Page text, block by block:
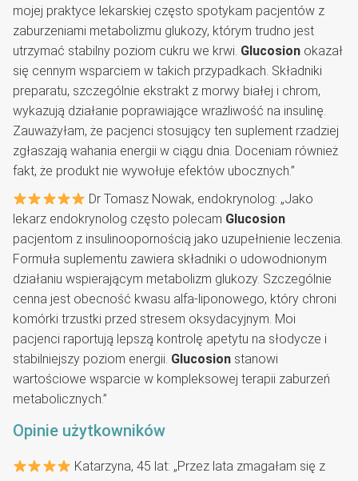
mojej praktyce lekarskiej często spotykam pacjentów z
zaburzeniami metabolizmu glukozy, którym trudno jest
utrzymać stabilny poziom cukru we krwi. Glucosion okazał
się cennym wsparciem w takich przypadkach. Składniki
preparatu, szczególnie ekstrakt z morwy białej i chrom,
wykazują działanie poprawiające wrażliwość na insulinę.
Zauważyłam, że pacjenci stosujący ten suplement rzadziej
zgłaszają wahania energii w ciągu dnia. Doceniam również
fakt, że produkt nie wywołuje efektów ubocznych.”
Dr Tomasz Nowak, endokrynolog: „Jako
lekarz endokrynolog często polecam Glucosion
pacjentom z insulinoopornością jako uzupełnienie leczenia.
Formuła suplementu zawiera składniki o udowodnionym
działaniu wspierającym metabolizm glukozy. Szczególnie
cenna jest obecność kwasu alfa-liponowego, który chroni
komórki trzustki przed stresem oksydacyjnym. Moi
pacjenci raportują lepszą kontrolę apetytu na słodycze i
stabilniejszy poziom energii. Glucosion stanowi
wartościowe wsparcie w kompleksowej terapii zaburzeń
metabolicznych.”
Opinie użytkowników
Katarzyna, 45 lat: „Przez lata zmagałam się z